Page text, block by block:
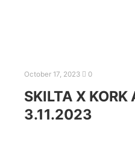
October 17, 2023 0
SKILTA X
3.11.2023